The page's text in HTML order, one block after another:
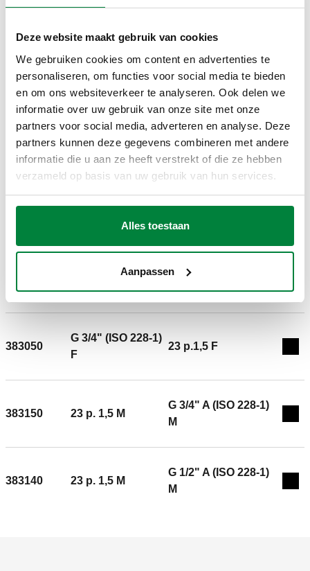
Deze website maakt gebruik van cookies
We gebruiken cookies om content en advertenties te
personaliseren, om functies voor social media te bieden
en om ons websiteverkeer te analyseren. Ook delen we
informatie over uw gebruik van onze site met onze
partners voor social media, adverteren en analyse. Deze
partners kunnen deze gegevens combineren met andere
informatie die u aan ze heeft verstrekt of die ze hebben
verzameld op basis van uw gebruik van hun services.
Alles toestaan
Aanpassen
F
3D-modellen
Bestektekst Weergeven Kopiëren
CALEFFI, 383030. Koppeling met binnendraad voor bicoon.
Aansluiting voor Caleffi fittingen.
Weergeven
Kopiëren
G 1/2" (ISO 228-1)
23 p.1,5 F
383050
G 3/4" (ISO 228-1)
F
23 p.1,5 F
383150 23 p. 1,5 M
G 3/4" A (ISO 228-1)
M
383140 23 p. 1,5 M
G 1/2" A (ISO 228-1)
M